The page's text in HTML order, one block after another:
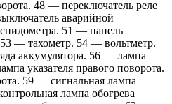
48 — переключатель реле
аварийной
51 — панель
— тахометр. 54 — вольтметр.
аккумулятора. 56 — лампа
указателя правого поворота.
59 — сигнальная лампа
лампа обогрева